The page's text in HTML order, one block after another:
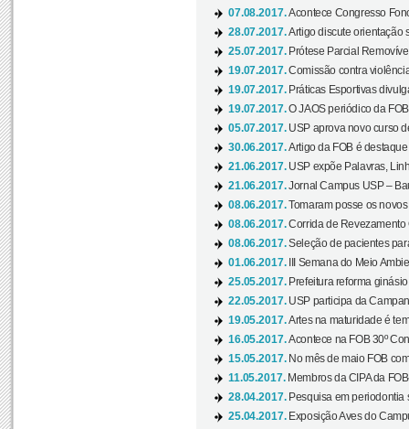
07.08.2017.Acontece Congresso
28.07.2017.Artigo discute orientação
25.07.2017. Prótese Parcial
19.07.2017.Comissão contra
19.07.2017. Práticas Esportivas
19.07.2017.O JAOS periódico da
05.07.2017. USP aprova novo curso
30.06.2017.Artigo da FOB é
21.06.2017. USP expõe Palavras,
21.06.2017.Jornal Campus USP –
08.06.2017.Tomaram posse os
08.06.2017.Corrida de Revezamento
08.06.2017.Seleção de pacientes
01.06.2017.
III Semana do Meio
25.05.2017. Prefeitura reforma
22.05.2017. USP participa da
19.05.2017.Artes na maturidade é
16.05.2017.Acontece na FOB 30º
15.05.2017. No mês de maio FOB
11.05.2017. Membros da CIPA da
28.04.2017. Pesquisa em periodontia
25.04.2017. Exposição Aves do